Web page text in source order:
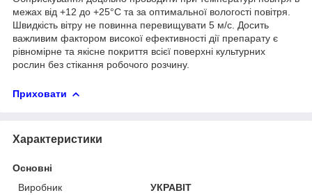
межах від +12 до +25°С та за оптимальної вологості повітря.
Швидкість вітру не повинна перевищувати 5 м/с. Досить
важливим фактором високої ефективності дії препарату є
рівномірне та якісне покриття всієї поверхні культурних
рослин без стікання робочого розчину.
Приховати
Характеристики
Основні
Виробник
УКРАВІТ